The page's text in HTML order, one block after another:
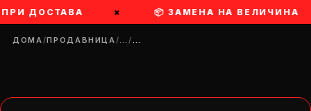
ДОСТАВА × 📦 ЗАМЕНА НА ВЕЛИЧИНА
ДОМА/ПРОДАВНИЦА/…/…